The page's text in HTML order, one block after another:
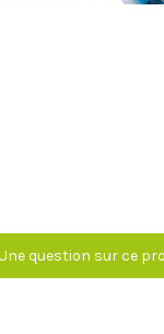
question sur ce